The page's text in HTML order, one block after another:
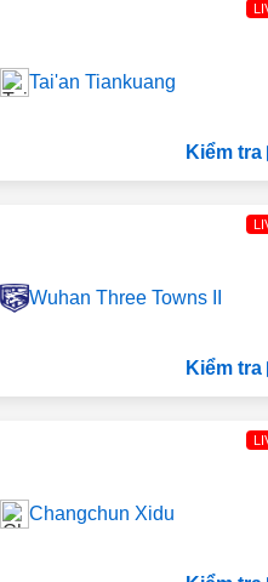
Tai'an Tiankuang
Kiểm tra
Wuhan Three Towns II
Kiểm tra
Changchun Xidu